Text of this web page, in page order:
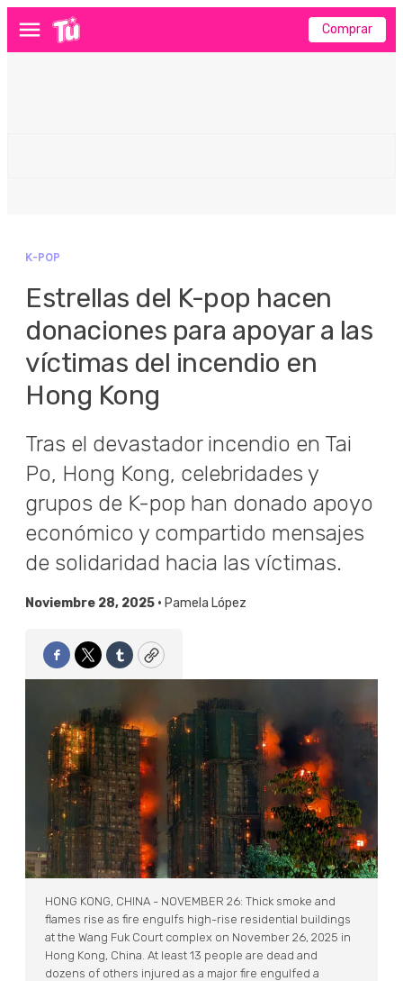
Menú Comprar
K-POP
Estrellas del K-pop hacen
donaciones para apoyar a las
víctimas del incendio en
Hong Kong
Tras el devastador incendio en Tai
Po, Hong Kong, celebridades y
grupos de K-pop han donado apoyo
económico y compartido mensajes
de solidaridad hacia las víctimas.
Noviembre 28, 2025 • Pamela López
Facebook
TwitterTumblrCopy
HONG KONG, CHINA - NOVEMBER 26: Thick smoke and
flames rise as fire engulfs high-rise residential buildings
at the Wang Fuk Court complex on November 26, 2025 in
Hong Kong, China. At least 13 people are dead and
dozens of others injured as a major fire engulfed a